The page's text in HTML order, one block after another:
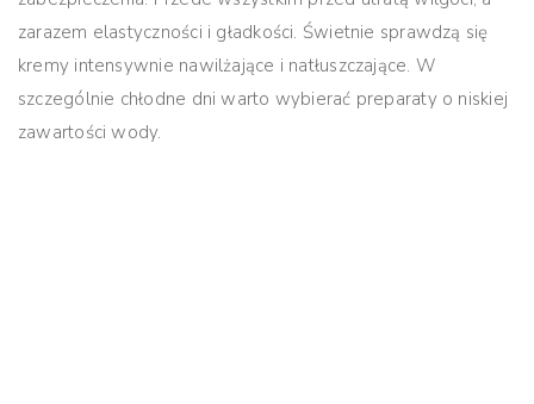
zarazem elastyczności i gładkości. Świetnie sprawdzą się
kremy intensywnie nawilżające i natłuszczające. W
szczególnie chłodne dni warto wybierać preparaty o niskiej
zawartości wody.